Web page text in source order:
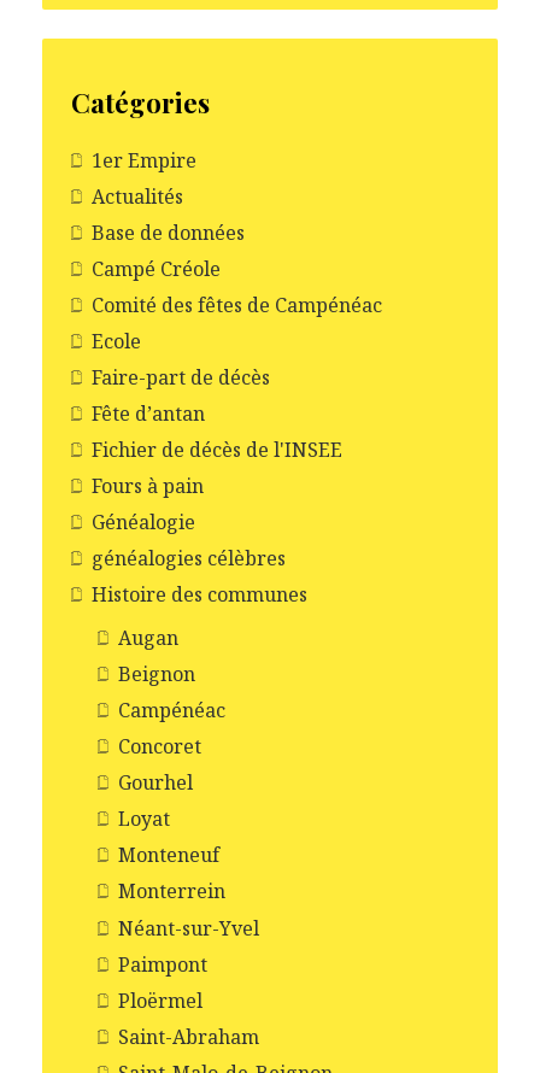
Catégories
1er Empire
Actualités
Base de données
Campé Créole
Comité des fêtes de Campénéac
Ecole
Faire-part de décès
Fête d’antan
Fichier de décès de l'INSEE
Fours à pain
Généalogie
généalogies célèbres
Histoire des communes
Augan
Beignon
Campénéac
Concoret
Gourhel
Loyat
Monteneuf
Monterrein
Néant-sur-Yvel
Paimpont
Ploërmel
Saint-Abraham